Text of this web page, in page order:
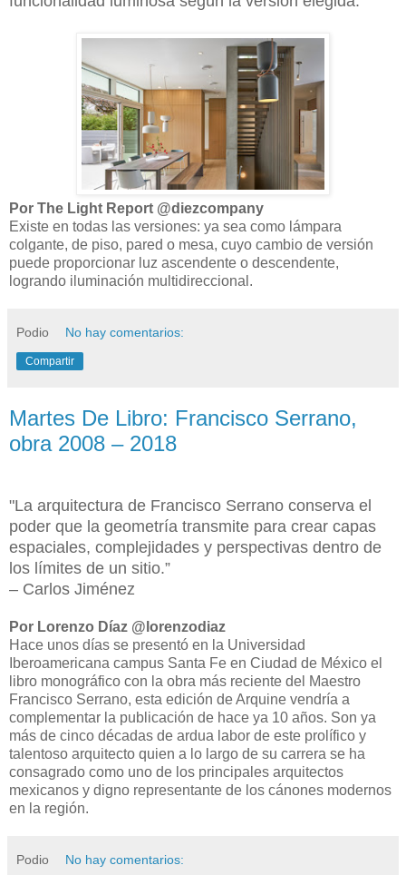
Por The Light Report @diezcompany
Existe en todas las versiones: ya sea como lámpara
colgante, de piso, pared o mesa, cuyo cambio de versión
puede proporcionar luz ascendente o descendente,
logrando iluminación multidireccional.
Podio No hay comentarios:
Compartir
Martes De Libro: Francisco Serrano,
obra 2008 – 2018
"La arquitectura de Francisco Serrano conserva el
poder que la geometría transmite para crear capas
espaciales, complejidades y perspectivas dentro de
los límites de un sitio.”
– Carlos Jiménez
Por Lorenzo Díaz @lorenzodiaz
Hace unos días se presentó en la Universidad
Iberoamericana campus Santa Fe en Ciudad de México el
libro monográfico con la obra más reciente del Maestro
Francisco Serrano, esta edición de Arquine vendría a
complementar la publicación de hace ya 10 años. Son ya
más de cinco décadas de ardua labor de este prolífico y
talentoso arquitecto quien a lo largo de su carrera se ha
consagrado como uno de los principales arquitectos
mexicanos y digno representante de los cánones modernos
en la región.
Podio No hay comentarios: